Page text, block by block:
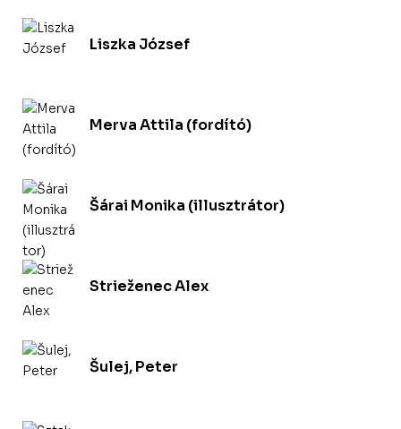
Liszka József
Merva Attila (fordító)
Šárai Monika (illusztrátor)
Strieženec Alex
Šulej, Peter